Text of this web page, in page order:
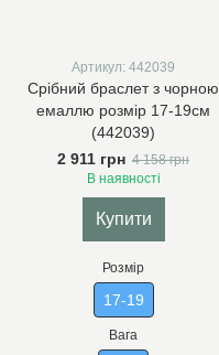
Артикул: 442039
Срібний браслет з чорною
емаллю розмір 17-19см
(442039)
2 911 грн 4 158 грн
В наявності
Купити
Розмір
17-19
Вага